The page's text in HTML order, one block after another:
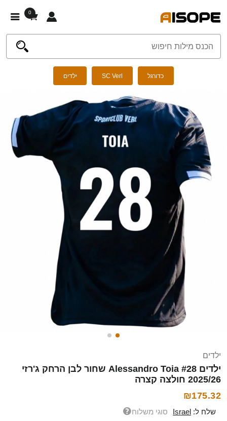
0
כדורגל SC Verl ילדים
ילדים
ילדים Alessandro Toia #28 שחור לבן הרחק ג'רזי
2025/26 חולצה קצרה
₪175.32
שלח ל: Israel סוגי משלוח